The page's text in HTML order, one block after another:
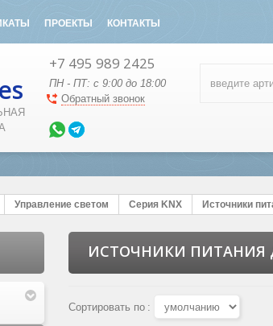
ПРОЕКТЫ КОНТАКТЫ
+7 495 989 2425
ПН - ПТ: с 9:00 до 18:00
Обратный звонок
Управление светом Серия KNX Источники
ИСТОЧНИКИ
Сортировать по :